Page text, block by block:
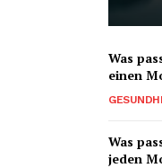
Was
einen
Was
jeden